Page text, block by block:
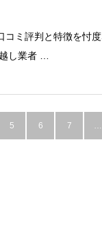
コミ評判と特徴を忖
し業者 …
5 6 7 …